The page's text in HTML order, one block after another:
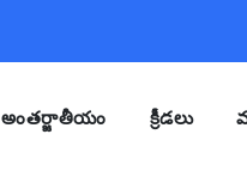
అంతర్జాతీయం క్రీడలు